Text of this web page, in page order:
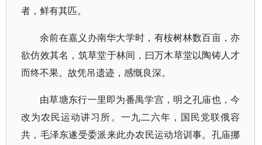
者，鲜有其匹。
余前在嘉义办南华大学时，有桉树林数百亩，亦
欲仿效其名，筑草堂于林间，曰万木草堂以陶铸人才
而终不果。故凭吊遗迹，感慨良深。
由草塘东行一里即为番禺学宫，明之孔庙也，今
改为农民运动讲习所。一九二六年，国民党联俄容
共，毛泽东遂受委派来此办农民运动培训事。孔庙挪